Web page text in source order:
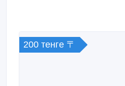
200 тенге 〒